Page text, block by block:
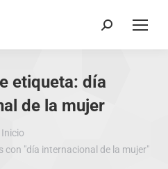
Buscar:
etiqueta: día
de la mujer
Inicio
con "día internacional de la mujer"